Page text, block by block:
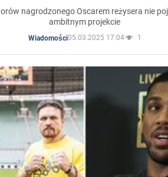
nagrodzonego Oscarem reżysera nie
ambitnym projekcie
Wiadomości05.03.2025 17:04 1